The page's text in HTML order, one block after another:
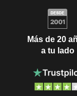
Más de 20
a tu lado